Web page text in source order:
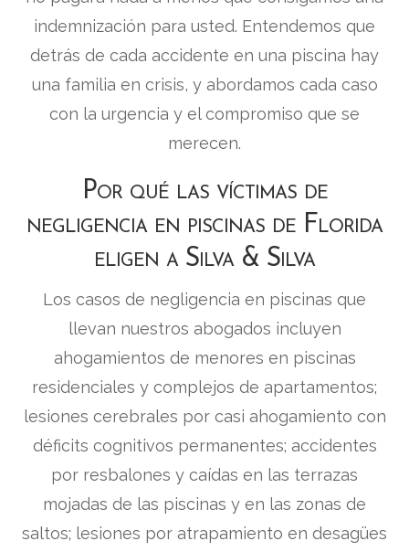
indemnización para usted. Entendemos que
detrás de cada accidente en una piscina hay
una familia en crisis, y abordamos cada caso
con la urgencia y el compromiso que se
merecen.
Por qué las víctimas de
negligencia en piscinas de Florida
eligen a Silva & Silva
Los casos de negligencia en piscinas que
llevan nuestros abogados incluyen
ahogamientos de menores en piscinas
residenciales y complejos de apartamentos;
lesiones cerebrales por casi ahogamiento con
déficits cognitivos permanentes; accidentes
por resbalones y caídas en las terrazas
mojadas de las piscinas y en las zonas de
saltos; lesiones por atrapamiento en desagües